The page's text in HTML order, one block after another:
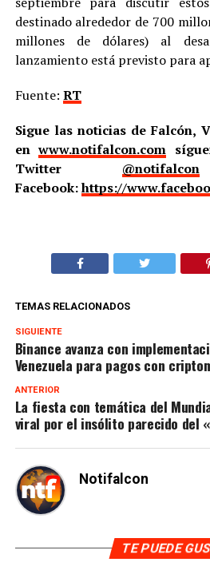
destinado alrededor de 700
millones de dólares) al
lanzamiento está previsto para
Fuente: RT
Sigue las noticias de Falcón,
enwww.notifalcon.com
Twitter @notifalcon
Facebook:https://
TEMAS RELACIONADOS
SIGUIENTE
Binance avanza con
Venezuela para pagos con
ANTERIOR
La fiesta con temática del
viral por el insólito parecido del
Notifalcon
TE PUEDE